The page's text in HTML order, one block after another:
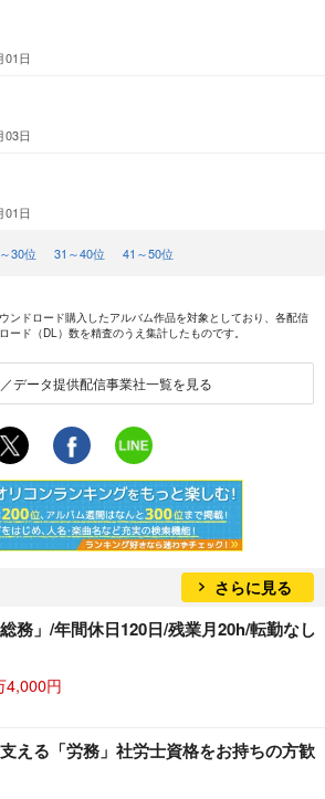
01日
03日
01日
30位 31～40位 41～50位
ンドロード購入したアルバム作品を対象としており、各配信
ード（DL）数を精査のうえ集計したものです。
データ提供配信事業社一覧を見る
さらに見る
務」/年間休日120日/残業月20h/転勤なし
4,000円
える「労務」社労士資格をお持ちの方歓